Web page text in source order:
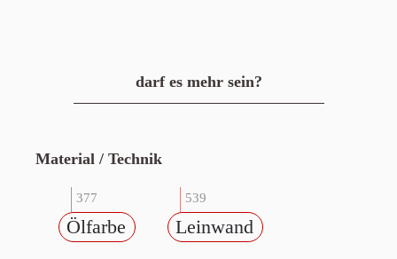
darf es mehr sein?
Material / Technik
377
Ölfarbe
539
Leinwand